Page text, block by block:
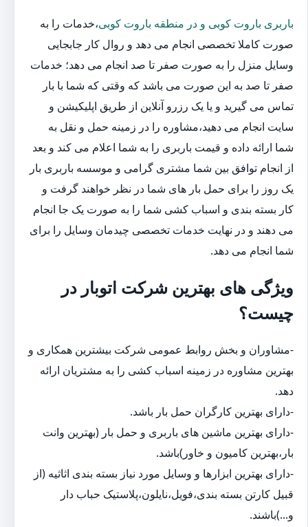
باربری باروت کوبی و در منطقه باروت کوبی،خدمات را به
صورت کاملا تخصصی انجام می دهد و روال کار جابجایی
وسایل منزل را به صورت صفر تا صد انجام می دهد؛ خدمات
صفر تا صد به این صورت می باشد که وقتی که شما با بار
تماس می گیرید و یا یک رزرو آنلاین از طریق اپلیکیشن و
سایت انجام می دهید،مشاوره را در زمینه حمل و نقل به
شما ارائه داده و قیمت باربری را به شما اعلام می کند و بعد
از انجام توافق بین شما مشتری گرامی و موسسه باربری بار
یک روز را برای حمل بار های شما در نظر خواهند گرفت و
کار بسته بندی و اسباب کشی شما را به صورت یک جا انجام
می دهند و در نهایت خدمات تخصصی چیدمان وسایل را برای
شما انجام می دهد.
ویژگی های بهترین شرکت اتوبار در
چیست؟
-مشاوران و بخش روابط عمومی شرکت بیشترین همکاری و
بهترین مشاوره در زمینه اسباب کشی را به مشتریان ارائه
دهد.
-دارای بهترین کارگران حمل بار باشد.
-دارای بهترین ماشین های باربری و حمل بار (بهترین وانت
بار،بهترین کامیون و خاور)باشد.
-دارای بهترین ابزارها و وسایل مورد نیاز بسته بندی اثاثیه (از
قبیل کارتن بسته بندی،فویل،نایلون،پلاستیک حباب دار
و...)باشند.